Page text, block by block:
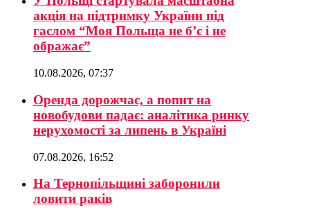
акція на підтримку України під
гаслом “Моя Польща не б’є і не
ображає”
10.08.2026, 07:37
Оренда дорожчає, а попит на
новобудови падає: аналітика ринку
нерухомості за липень в Україні
07.08.2026, 16:52
На Тернопільщині заборонили
ловити раків